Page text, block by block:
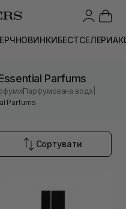
НОВИНКИБЕСТСЕЛЕРИ
Parfums
|Парфумована вода
Parfums
Сортувати